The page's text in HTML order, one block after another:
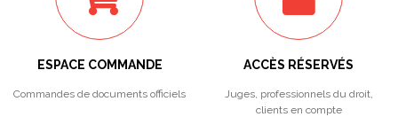
ESPACE COMMANDE
Commandes de documents officiels
ACCÈS RÉSERVÉS
Juges, professionnels du droit,
clients en compte